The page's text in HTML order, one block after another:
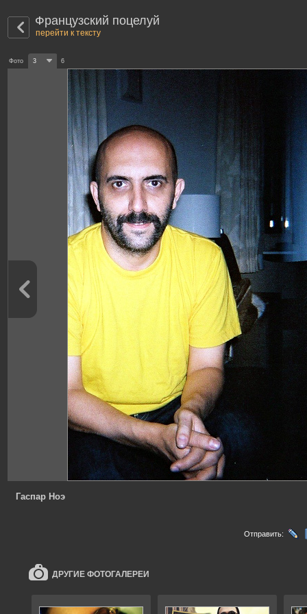
Французский поцелуй
перейти к тексту
Фото 3 6
Гаспар Ноэ
Отправить:
ДРУГИЕ ФОТОГАЛЕРЕИ